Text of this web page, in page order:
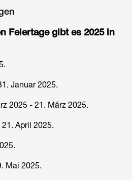
Feiertage gibt es 2025 in
Januar 2025.
2025 - 21. März 2025.
April 2025.
Mai 2025.